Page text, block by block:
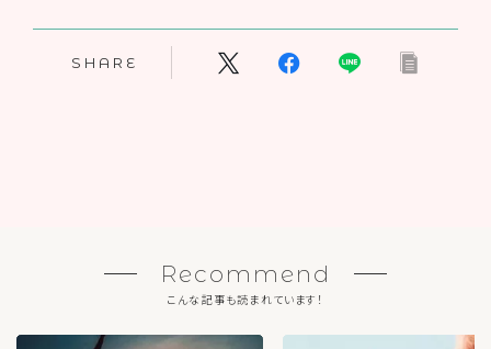
SHARE
Recommend
こんな記事も読まれています！